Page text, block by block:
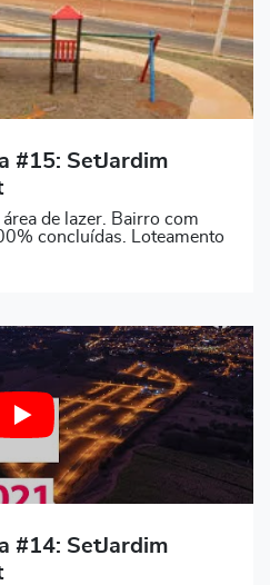
#15: SetJardim
de lazer. Bairro com
concluídas. Loteamento
#14: SetJardim